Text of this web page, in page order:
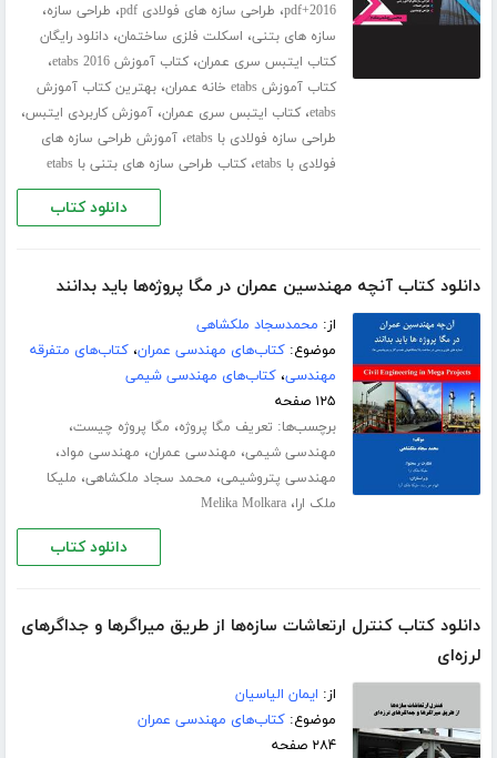
2016+pdf
، طراحی سازه های فولادی pdf ، طراحی سازه،
سازه های بتنی، اسکلت فلزی ساختمان،دانلود رایگان
کتاب ایتبس سری عمران،کتاب آموزش etabs 2016 ،
کتاب آموزش etabs خانه عمران ،بهترین کتاب آموزش
etabs،کتاب ایتبس سری عمران،آموزش کاربردی ایتبس،
طراحی سازه فولادی با etabs ،آموزش طراحی سازه های
فولادی با etabs
،کتاب طراحی سازه های بتنی با etabs
دانلود کتاب
دانلود کتاب آنچه مهندسین عمران در مگا پروژه‌ها باید بدانند
از: محمدسجاد ملکشاهی
موضوع:کتاب‌های مهندسی عمران،کتاب‌های متفرقه
مهندسی،کتاب‌های مهندسی شیمی
۱۲۵ صفحه
برچسب‌ها: تعریف مگا پروژه، مگا پروژه چیست،
مهندسی شیمی، مهندسی عمران، مهندسی مواد،
مهندسی پتروشیمی، محمد سجاد ملکشاهی، ملیکا
ملک ارا،Melika Molkara
دانلود کتاب
دانلود کتاب کنترل ارتعاشات سازه‌ها از طریق میراگرها و جداگرهای
لرزه‌ای
از: ایمان الیاسیان
موضوع:کتاب‌های مهندسی عمران
۲۸۴ صفحه